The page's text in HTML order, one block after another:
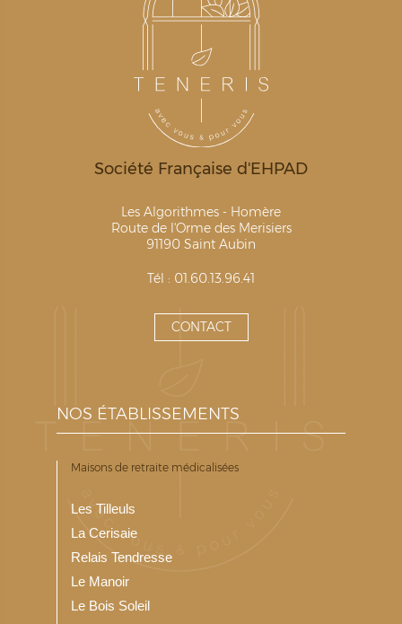
Société Française d'EHPAD
Les Algorithmes - Homère
Route de l'Orme des Merisiers
91190 Saint Aubin
Tél : 01.60.13.96.41
CONTACT
NOS ÉTABLISSEMENTS
Maisons de retraite médicalisées
Les Tilleuls
La Cerisaie
Relais Tendresse
Le Manoir
Le Bois Soleil